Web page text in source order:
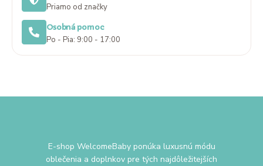
Priamo od značky
Osobná pomoc
Po - Pia: 9:00 - 17:00
E-shop WelcomeBaby ponúka luxusnú módu
oblečenia a doplnkov pre tých najdôležitejších